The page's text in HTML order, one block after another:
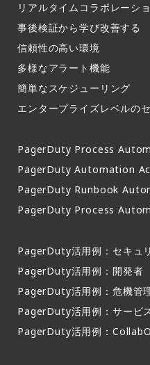
リアルタイムコラボレーシ
事後検証から学び改善する
信頼性の高い環境​
多様なアラート機能​
簡単なスケジューリング​
エンタープライズレベルの
PagerDuty Process
PagerDuty Automation
PagerDuty Runbook
PagerDuty Process
PagerDuty活用例：セキュ
PagerDuty活用例：開発者
PagerDuty活用例：危機管
PagerDuty活用例：サービ
PagerDuty活用例：